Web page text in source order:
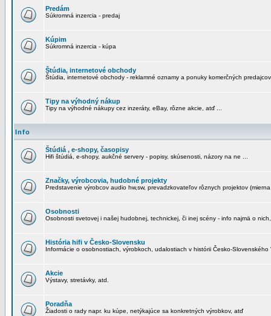
Predám
Súkromná inzercia - predaj
Kúpim
Súkromná inzercia - kúpa
Štúdia, internetové obchody
Štúdia, internetové obchody - reklamné oznamy a ponuky komerčných predajcov
Tipy na výhodný nákup
Tipy na výhodné nákupy cez inzeráty, eBay, rôzne akcie, atď ...
Info
Štúdiá , e-shopy, časopisy
Hifi štúdiá, e-shopy, aukčné servery - popisy, skúsenosti, názory na ne ...
Značky, výrobcovia, hudobné projekty
Predstavenie výrobcov audio hw,sw, prevadzkovateľov rôznych projektov
Osobnosti
Osobnosti svetovej i našej hudobnej, technickej, či inej scény - info najmä o
História hifi v Česko-Slovensku
Informácie o osobnostiach, výrobkoch, udalostiach v histórii Česko-Slovenského
Akcie
Výstavy, stretávky, atd.
Poradňa
Žiadosti o rady napr. ku kúpe, netýkajúce sa konkretných výrobkov, atď